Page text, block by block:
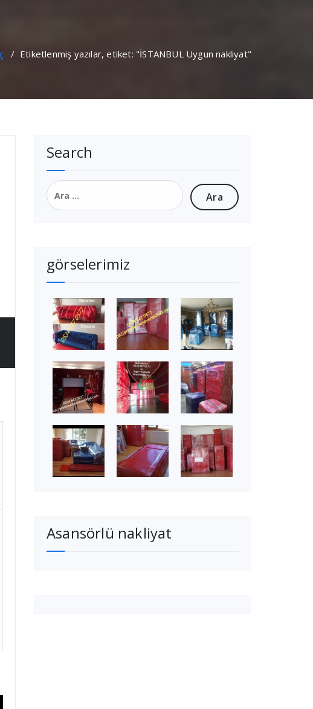
/ Etiketlenmiş yazılar, etiket: "İSTANBUL Uygun nakliyat"
Search
Arama:
görselerimiz
Asansörlü nakliyat